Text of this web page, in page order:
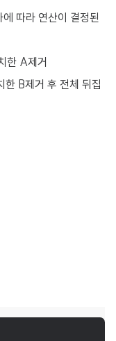
따라 연산이 결정된
한 A제거
한 B제거 후 전체 뒤집